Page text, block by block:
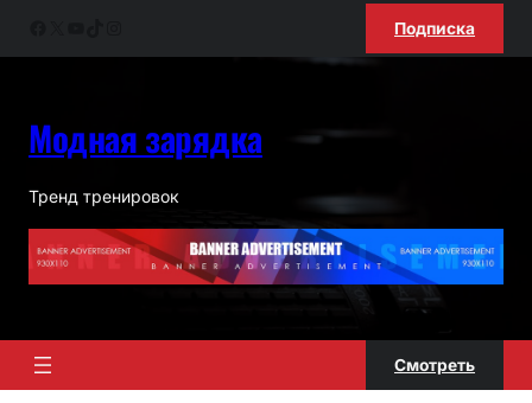
Подписка
Модная зарядка
Тренд тренировок
Смотреть